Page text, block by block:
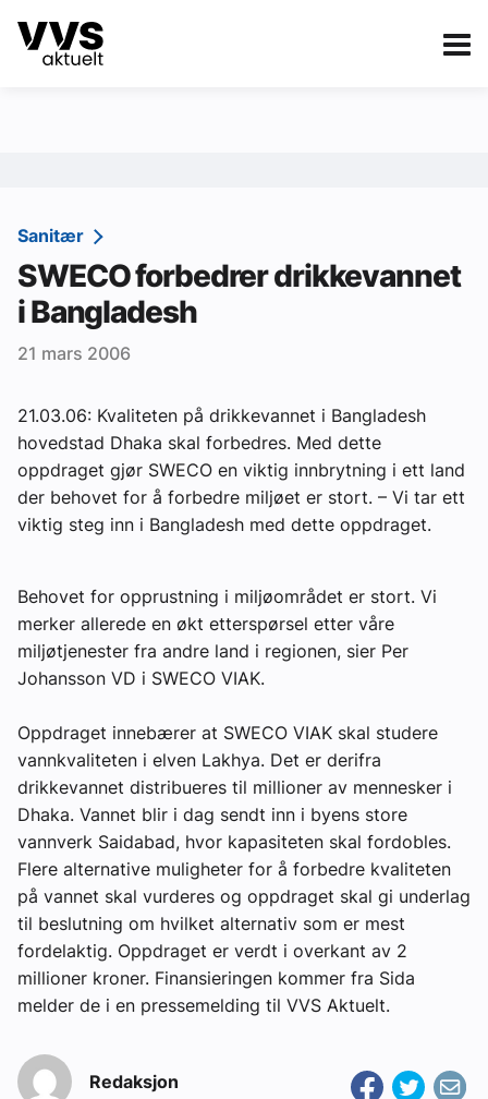
Kategorier
Sanitær
Ventilasjon
Varme og energi
Vann og avløp
Aktuelle prosjekter
Om VVS Aktuelt
Abonner på fagbladet Byggfakta Nyheter
Annonsere i VVS Aktuelt
Tips oss
eBlad
Sanitær
SWECO forbedrer drikkevannet
i Bangladesh
21 mars 2006
21.03.06: Kvaliteten på drikkevannet i Bangladesh
hovedstad Dhaka skal forbedres. Med dette
oppdraget gjør SWECO en viktig innbrytning i ett land
der behovet for å forbedre miljøet er stort. – Vi tar ett
viktig steg inn i Bangladesh med dette oppdraget.
Behovet for opprustning i miljøområdet er stort. Vi
merker allerede en økt etterspørsel etter våre
miljøtjenester fra andre land i regionen, sier Per
Johansson VD i SWECO VIAK.
Oppdraget innebærer at SWECO VIAK skal studere
vannkvaliteten i elven Lakhya. Det er derifra
drikkevannet distribueres til millioner av mennesker i
Dhaka. Vannet blir i dag sendt inn i byens store
vannverk Saidabad, hvor kapasiteten skal fordobles.
Flere alternative muligheter for å forbedre kvaliteten
på vannet skal vurderes og oppdraget skal gi underlag
til beslutning om hvilket alternativ som er mest
fordelaktig. Oppdraget er verdt i overkant av 2
millioner kroner. Finansieringen kommer fra Sida
melder de i en pressemelding til VVS Aktuelt.
Redaksjon